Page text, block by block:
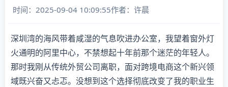
时间：2025-09-04 10:09:55作者： 许晨
深圳湾的海风带着咸湿的气息吹进办公室，我望着窗外灯
火通明的阿里中心，不禁想起十年前那个迷茫的年轻人。
那时我刚从传统外贸公司离职，面对跨境电商这个新兴领
域既兴奋又忐忑。没想到这个选择彻底改变了我的职业生